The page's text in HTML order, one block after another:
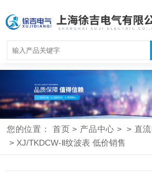
您的位置：首页 > 产品中心 > > 直
> XJ/TKDCW-Ⅱ纹波表 低价销售